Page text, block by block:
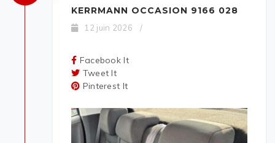
KERRMANN OCCASION 9166 028
12 juin 2026 /
Facebook It
Tweet It
Pinterest It